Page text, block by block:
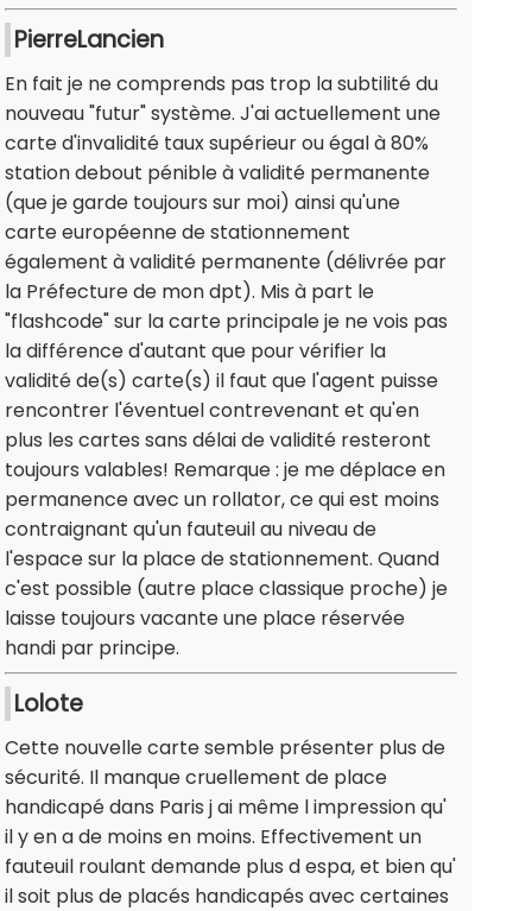
PierreLancien
En fait je ne comprends pas trop la subtilité du
nouveau "futur" système. J'ai actuellement une
carte d'invalidité taux supérieur ou égal à 80%
station debout pénible à validité permanente
(que je garde toujours sur moi) ainsi qu'une
carte européenne de stationnement
également à validité permanente (délivrée par
la Préfecture de mon dpt). Mis à part le
"flashcode" sur la carte principale je ne vois pas
la différence d'autant que pour vérifier la
validité de(s) carte(s) il faut que l'agent puisse
rencontrer l'éventuel contrevenant et qu'en
plus les cartes sans délai de validité resteront
toujours valables! Remarque : je me déplace en
permanence avec un rollator, ce qui est moins
contraignant qu'un fauteuil au niveau de
l'espace sur la place de stationnement. Quand
c'est possible (autre place classique proche) je
laisse toujours vacante une place réservée
handi par principe.
Lolote
Cette nouvelle carte semble présenter plus de
sécurité. Il manque cruellement de place
handicapé dans Paris j ai même l impression qu'
il y en a de moins en moins. Effectivement un
fauteuil roulant demande plus d espa, et bien qu'
il soit plus de placés handicapés avec certaines